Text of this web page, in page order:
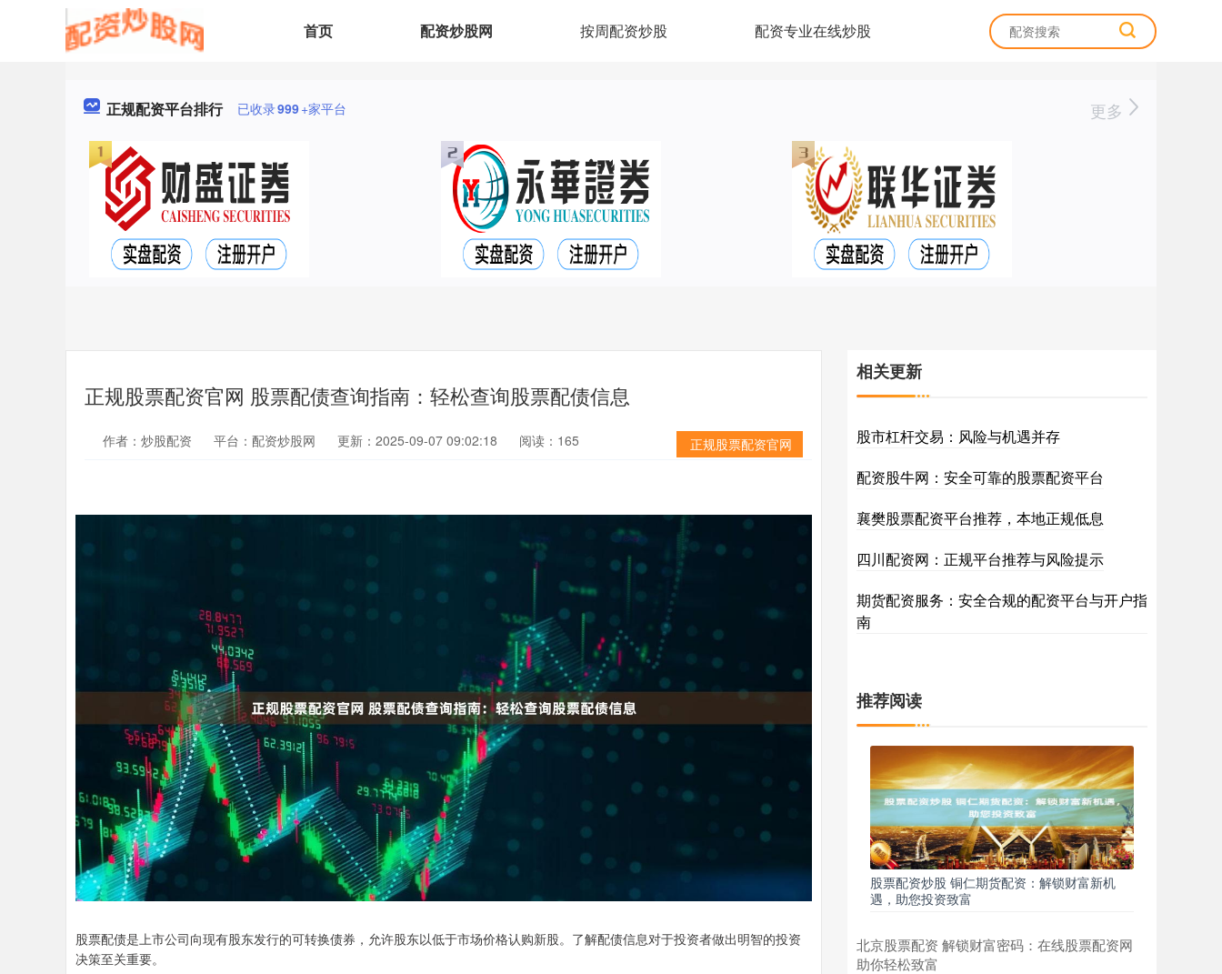
首页 配资炒股网 按周配资炒股 配资专业在线炒股
正规配资平台排行 已收录999+家平台 更多
正规股票配资官网 股票配债查询指南：轻松查询股票配债信息
正规股票配资官网
作者：炒股配资 平台：配资炒股网 更新：2025-09-07 09:02:18 阅读：165
股票配债是上市公司向现有股东发行的可转换债券，允许股东以低于市场价格认购新股。了解配债信息对于投资者做出明智的投资
决策至关重要。
相关更新
股市杠杆交易：风险与机遇并存
配资股牛网：安全可靠的股票配资平台
襄樊股票配资平台推荐，本地正规低息
四川配资网：正规平台推荐与风险提示
期货配资服务：安全合规的配资平台与开户指
南
推荐阅读
股票配资炒股 铜仁期货配资：解锁财富新机
遇，助您投资致富
北京股票配资 解锁财富密码：在线股票配资网
助你轻松致富